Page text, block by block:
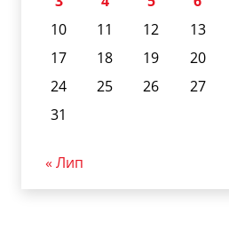
10
11 12 13
17
18 19 20
24
25 26 27
31
« Лип